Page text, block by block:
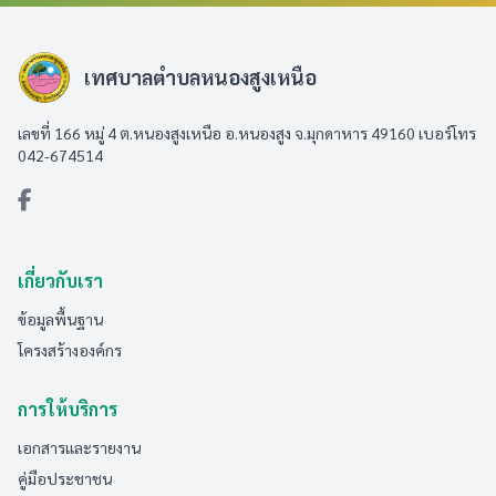
เทศบาลตำบลหนองสูงเหนือ
เลขที่ 166 หมู่ 4 ต.หนองสูงเหนือ อ.หนองสูง จ.มุกดาหาร 49160 เบอร์โทร
042-674514
เกี่ยวกับเรา
ข้อมูลพื้นฐาน
โครงสร้างองค์กร
การให้บริการ
เอกสารและรายงาน
คู่มือประชาชน